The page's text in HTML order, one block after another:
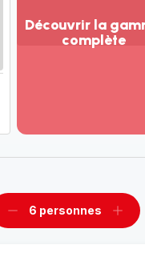
Découvrir la
complète
gamme
Supprimer
6 personnes